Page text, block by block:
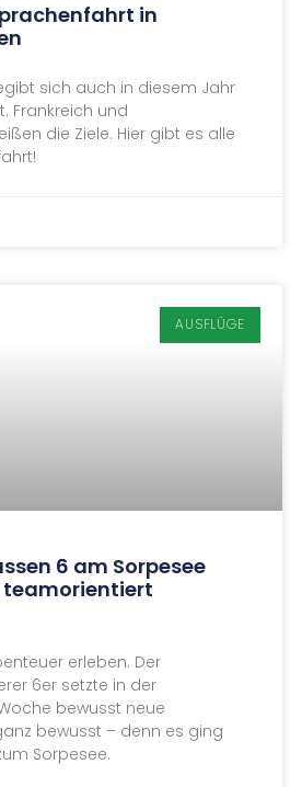
in
sich auch in diesem Jahr
Frankreich und
die Ziele. Hier gibt es alle
AUSFLÜGE
6 am Sorpesee
erleben. Der
6er setzte in der
bewusst neue
bewusst – denn es ging
Sorpesee.